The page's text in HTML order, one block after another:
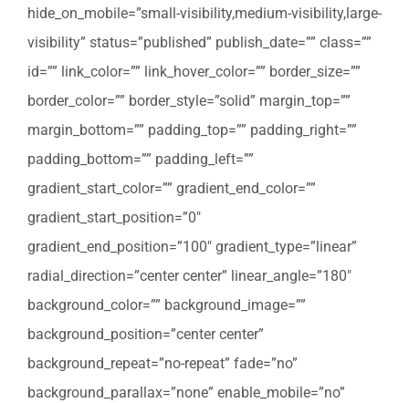
hide_on_mobile=”small-visibility,medium-visibility,large-
visibility” status=”published” publish_date=”” class=””
id=”” link_color=”” link_hover_color=”” border_size=””
border_color=”” border_style=”solid” margin_top=””
margin_bottom=”” padding_top=”” padding_right=””
padding_bottom=”” padding_left=””
gradient_start_color=”” gradient_end_color=””
gradient_start_position=”0″
gradient_end_position=”100″ gradient_type=”linear”
radial_direction=”center center” linear_angle=”180″
background_color=”” background_image=””
background_position=”center center”
background_repeat=”no-repeat” fade=”no”
background_parallax=”none” enable_mobile=”no”